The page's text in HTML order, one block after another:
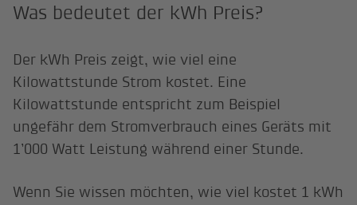
Was bedeutet der kWh Preis?
Der kWh Preis zeigt, wie viel eine
Kilowattstunde Strom kostet. Eine
Kilowattstunde entspricht zum Beispiel
ungefähr dem Stromverbrauch eines Geräts mit
1’000 Watt Leistung während einer Stunde.
Wenn Sie wissen möchten, wie viel kostet 1 kWh